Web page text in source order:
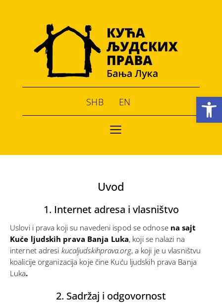
Open toolbar
SHB EN
Uvod
1. Internet adresa i vlasništvo
Uslovi i prava koji su navedeni ispod se odnose na sajt
Kuće ljudskih prava Banja Luka, koji se nalazi na
internet adresi kucaljudskihprava.org, a koji je u vlasništvu
koalicije organizacija koje čine Kuću ljudskih prava Banja
Luka.
2. Sadržaj i odgovornost